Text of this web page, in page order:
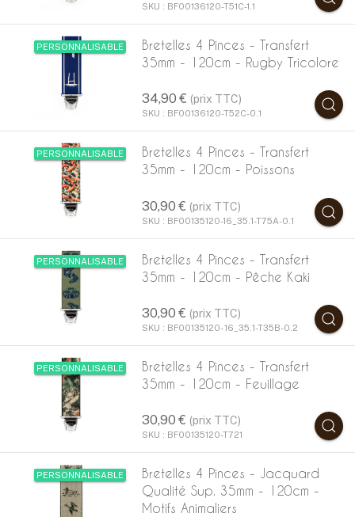
SKU : BF00136120-T51C-1.1
PERSONNALISABLE
Bretelles 4 Pinces - Transfert
35mm - 120cm - Rugby Tricolore
34,90 € (prix TTC)
SKU : BF00136120-T52C-0.1
PERSONNALISABLE
Bretelles 4 Pinces - Transfert
35mm - 120cm - Poissons
30,90 € (prix TTC)
SKU : BF00135120-16_35.1-T75A-0.1
PERSONNALISABLE
Bretelles 4 Pinces - Transfert
35mm - 120cm - Pêche Kaki
30,90 € (prix TTC)
SKU : BF00135120- 16_35.1-T35B-0.2
PERSONNALISABLE
Bretelles 4 Pinces - Transfert
35mm - 120cm - Feuillage
30,90 € (prix TTC)
SKU : BF00135120-T721
PERSONNALISABLE
Bretelles 4 Pinces - Jacquard
Qualité Sup. 35mm - 120cm -
Motifs Animaliers